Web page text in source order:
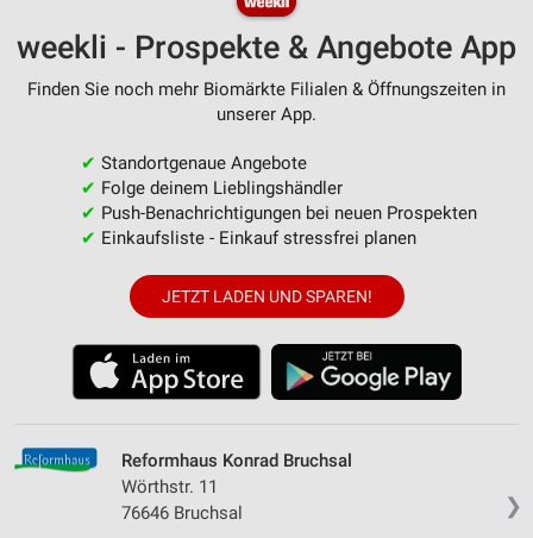
weekli - Prospekte & Angebote App
Finden Sie noch mehr Biomärkte Filialen & Öffnungszeiten in
unserer App.
✔ Standortgenaue Angebote
✔ Folge deinem Lieblingshändler
✔ Push-Benachrichtigungen bei neuen Prospekten
✔ Einkaufsliste - Einkauf stressfrei planen
JETZT LADEN UND SPAREN!
❯
Reformhaus Konrad Bruchsal
Wörthstr. 11
76646 Bruchsal